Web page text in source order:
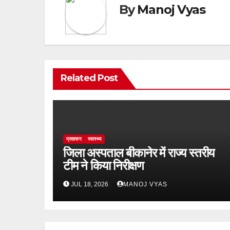
ByManoj Vyas
Related Post
प्रशासन स्वास्थ्य
जिला अस्पताल बीकानेर में राज्य स्तरीय
टीम ने किया निरीक्षण
JUL 18, 2026 MANOJ VYAS